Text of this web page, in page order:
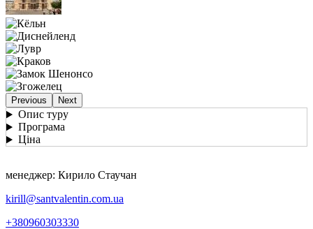
Previous Next
Опис туру
Програма
Ціна
менеджер: Кирило Стаучан
kirill@santvalentin.com.ua
+380960303330